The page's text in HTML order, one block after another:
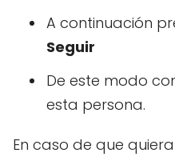
A continuación
Seguir
De este modo
esta persona.
En caso de que